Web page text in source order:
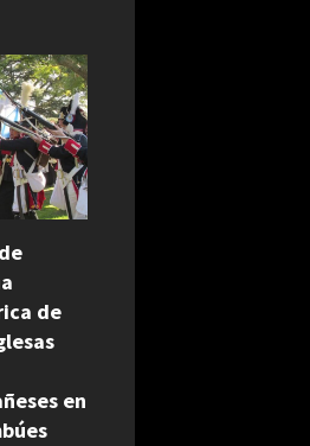
de
en